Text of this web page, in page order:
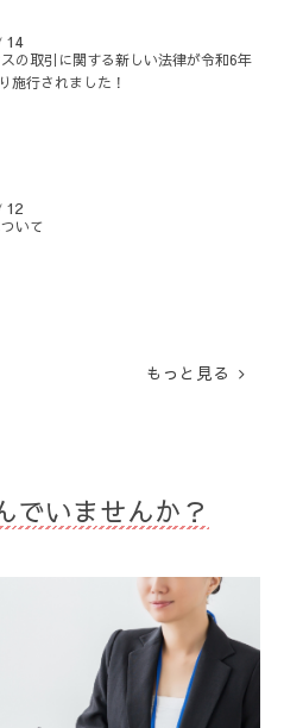
14
の取引に関する新しい法律が令和6年
施行されました！
12
いて
もっと見る
でいませんか？